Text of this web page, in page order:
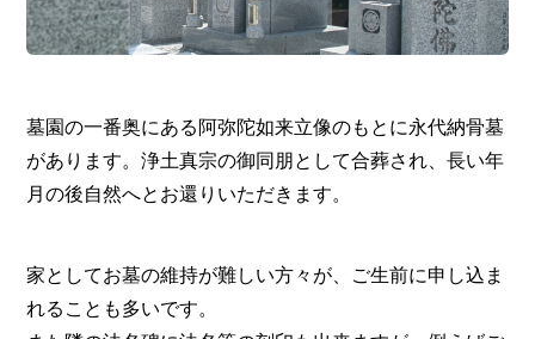
墓園の一番奥にある阿弥陀如来立像のもとに永代納骨墓
があります。浄土真宗の御同朋として合葬され、長い年
月の後自然へとお還りいただきます。
家としてお墓の維持が難しい方々が、ご生前に申し込ま
れることも多いです。